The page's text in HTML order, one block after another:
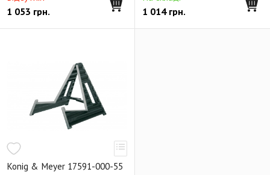
1 053 грн. 1 014грн.
Konig & Meyer 17591-000-55